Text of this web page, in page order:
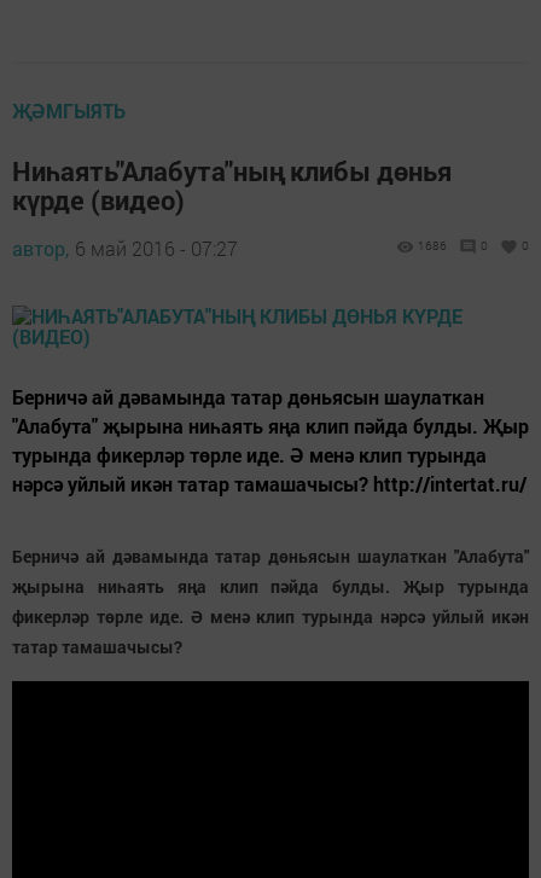
ҖӘМГЫЯТЬ
Ниһаять"Алабута"ның клибы дөнья
күрде (видео)
автор, 6 май 2016 - 07:27 1686 0 0
Берничә ай дәвамында татар дөньясын шаулаткан
"Алабута" җырына ниһаять яңа клип пәйда булды. Җыр
турында фикерләр төрле иде. Ә менә клип турында
нәрсә уйлый икән татар тамашачысы? http://intertat.ru/
Берничә ай дәвамында татар дөньясын шаулаткан "Алабута"
җырына ниһаять яңа клип пәйда булды. Җыр турында
фикерләр төрле иде. Ә менә клип турында нәрсә уйлый икән
татар тамашачысы?